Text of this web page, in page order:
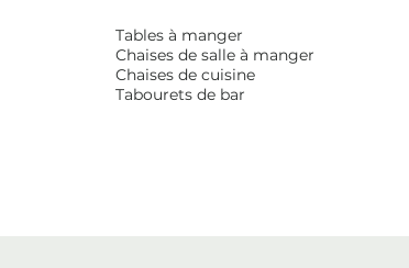
Tables à manger
Chaises de salle à manger
Chaises de cuisine
Tabourets de bar